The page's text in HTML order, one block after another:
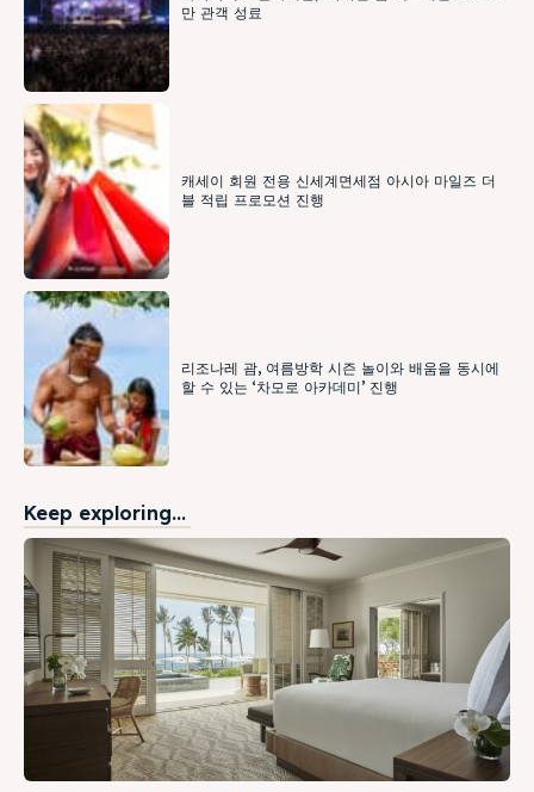
만 관객 성료
캐세이 회원 전용 신세계면세점 아시아 마일즈 더
블 적립 프로모션 진행
리조나레 괌, 여름방학 시즌 놀이와 배움을 동시에
할 수 있는 ‘차모로 아카데미’ 진행
Keep exploring...